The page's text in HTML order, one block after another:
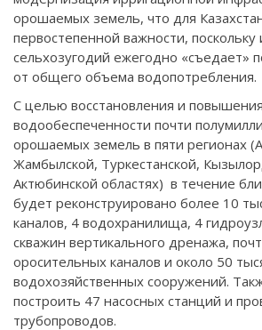
орошаемых земель, что для
первостепенной важности,
сельхозугодий ежегодно «съедает»
от общего объема водопотребления.
С целью восстановления и повышения
водообеспеченности почти
орошаемых земель в пяти регионах
Жамбылской, Туркестанской,
Актюбинской областях) в течение
будет реконструировано более 10
каналов, 4 водохранилища, 4
скважин вертикального дренажа,
оросительных каналов и около 50
водохозяйственных сооружений.
построить 47 насосных станций и
трубопроводов.